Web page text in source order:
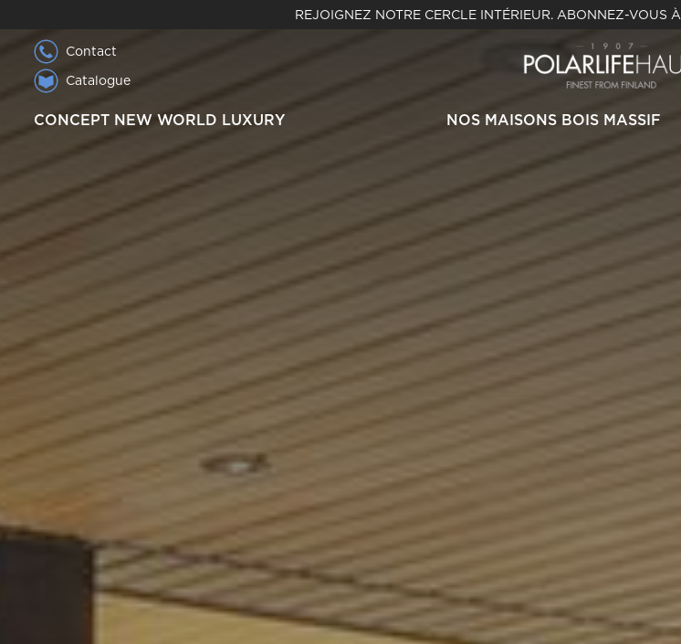
REJOIGNEZ NOTRE CERCLE INTÉRIEUR. ABONNEZ-VOUS À
Contact
Catalogue
CONCEPT NEW WORLD LUXURY NOS MAISONS BOIS MASSIF